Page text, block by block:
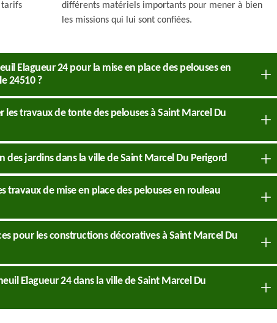
tarifs
différents matériels importants pour mener à bien
les missions qui lui sont confiées.
Elagueur 24 pour la mise en place des pelouses en
24510 ?
travaux de tonte des pelouses à Saint Marcel Du
jardins dans la ville de Saint Marcel Du Perigord
travaux de mise en place des pelouses en rouleau
pour les constructions décoratives à Saint Marcel Du
Elagueur 24 dans la ville de Saint Marcel Du